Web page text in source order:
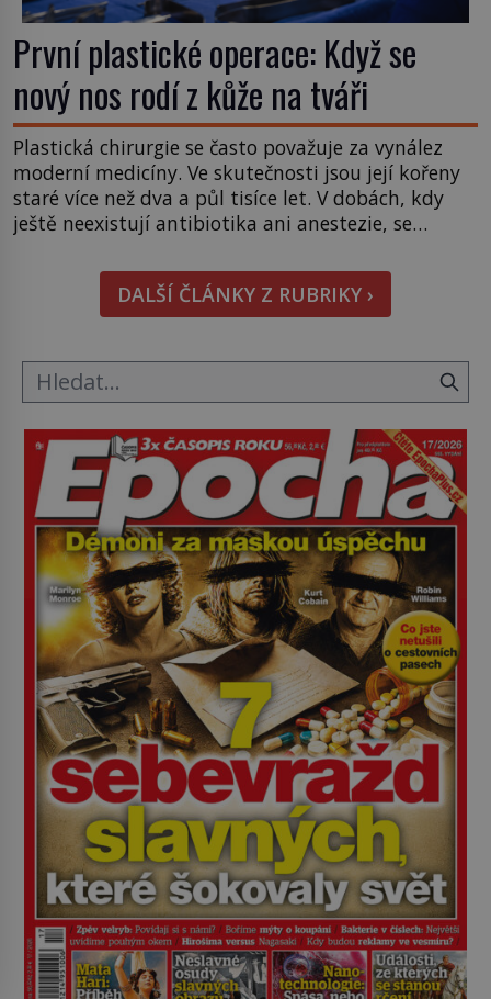
První plastické operace: Když se
nový nos rodí z kůže na tváři
Plastická chirurgie se často považuje za vynález
moderní medicíny. Ve skutečnosti jsou její kořeny
staré více než dva a půl tisíce let. V dobách, kdy
ještě neexistují antibiotika ani anestezie, se
znetvořené válkou, tresty nebo nehodami. Jejich
metody jsou překvapivě promyšlené a některé
principy používají chirurgové dodnes. Úplně první
DALŠÍ ČLÁNKY Z RUBRIKY ›